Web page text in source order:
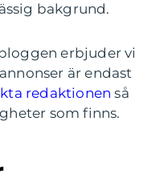
bakgrund.
erbjuder vi
är endast
redaktionen så
som finns.